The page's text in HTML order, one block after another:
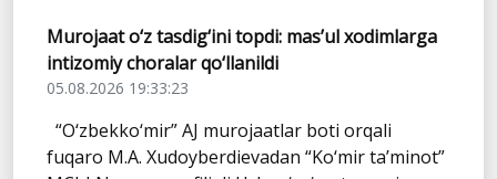
Murojaat o‘z tasdig‘ini topdi: mas’ul xodimlarga
intizomiy choralar qo‘llanildi
05.08.2026 19:33:23
“O‘zbekko‘mir” AJ murojaatlar boti orqali
fuqaro M.A. Xudoyberdievadan “Ko‘mir ta’minot”